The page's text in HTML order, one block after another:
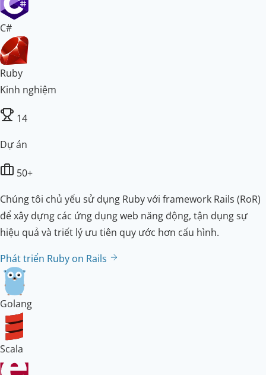
C#
Ruby
Kinh nghiệm
14
Dự án
50+
Chúng tôi chủ yếu sử dụng Ruby với framework Rails (RoR)
để xây dựng các ứng dụng web năng động, tận dụng sự
hiệu quả và triết lý ưu tiên quy ước hơn cấu hình.
Phát triển Ruby on Rails
Golang
Scala